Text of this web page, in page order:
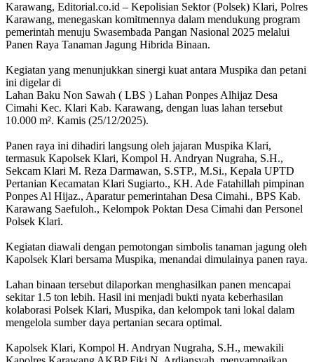
Karawang, Editorial.co.id – Kepolisian Sektor (Polsek) Klari, Polres
Karawang, menegaskan komitmennya dalam mendukung program
pemerintah menuju Swasembada Pangan Nasional 2025 melalui
Panen Raya Tanaman Jagung Hibrida Binaan.
‎Kegiatan yang menunjukkan sinergi kuat antara Muspika dan petani
ini digelar di
‎Lahan Baku Non Sawah ( LBS ) Lahan Ponpes Alhijaz Desa
Cimahi Kec. Klari Kab. Karawang, dengan luas lahan tersebut
10.000 m². Kamis (25/12/2025).
‎Panen raya ini dihadiri langsung oleh jajaran Muspika Klari,
termasuk Kapolsek Klari, Kompol H. Andryan Nugraha, S.H.,
Sekcam Klari M. Reza Darmawan, S.STP., M.Si., Kepala UPTD
Pertanian Kecamatan Klari Sugiarto., KH. Ade Fatahillah pimpinan
Ponpes Al Hijaz., Aparatur pemerintahan Desa Cimahi., BPS Kab.
Karawang Saefuloh., Kelompok Poktan Desa Cimahi dan Personel
Polsek Klari.
‎Kegiatan diawali dengan pemotongan simbolis tanaman jagung oleh
Kapolsek Klari bersama Muspika, menandai dimulainya panen raya.
‎Lahan binaan tersebut dilaporkan menghasilkan panen mencapai
sekitar 1.5 ton lebih. Hasil ini menjadi bukti nyata keberhasilan
kolaborasi Polsek Klari, Muspika, dan kelompok tani lokal dalam
mengelola sumber daya pertanian secara optimal.
‎Kapolsek Klari, Kompol H. Andryan Nugraha, S.H., mewakili